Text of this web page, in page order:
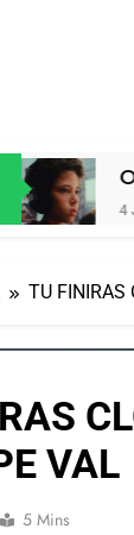
Jours Ago
TU FINIRAS
VAL
5 Mins